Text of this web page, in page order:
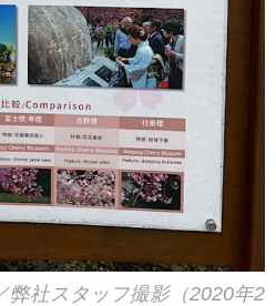
弊社スタッフ撮影（2020年2